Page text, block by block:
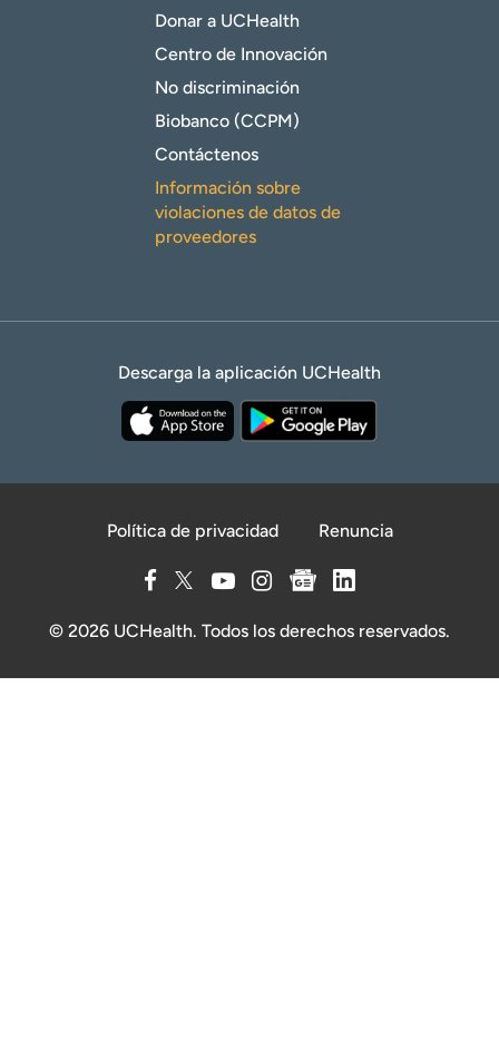
Donar a UCHealth
Centro de Innovación
No discriminación
Biobanco (CCPM)
Contáctenos
Información sobre
violaciones de datos de
proveedores
Descarga la aplicación UCHealth
Política de privacidad Renuncia
© 2026 UCHealth. Todos los derechos reservados.